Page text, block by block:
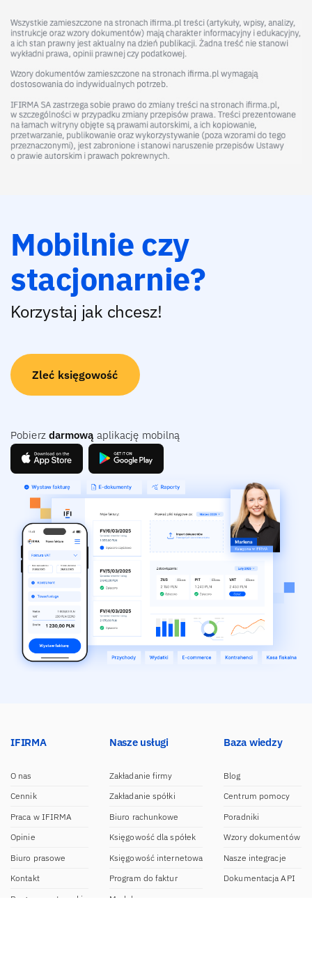
Mobilnie czy
stacjonarnie?
Korzystaj jak chcesz!
Zleć księgowość
Pobierz darmową aplikację mobilną
IFIRMA
O nas
Cennik
Praca w IFIRMA
Opinie
Biuro prasowe
Kontakt
Program partnerski
Nasze usługi
Zakładanie firmy
Zakładanie spółki
Biuro rachunkowe
Księgowość dla spółek
Księgowość internetowa
Program do faktur
Moduł e-commerce
Baza wiedzy
Blog
Centrum pomocy
Poradniki
Wzory dokumentów
Nasze integracje
Dokumentacja API